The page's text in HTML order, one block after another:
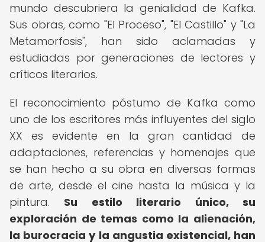
mundo descubriera la genialidad de Kafka.
Sus obras, como "El Proceso", "El Castillo" y "La
Metamorfosis", han sido aclamadas y
estudiadas por generaciones de lectores y
críticos literarios.
El reconocimiento póstumo de Kafka como
uno de los escritores más influyentes del siglo
XX es evidente en la gran cantidad de
adaptaciones, referencias y homenajes que
se han hecho a su obra en diversas formas
de arte, desde el cine hasta la música y la
pintura. Su estilo literario único, su
exploración de temas como la alienación,
la burocracia y la angustia existencial, han